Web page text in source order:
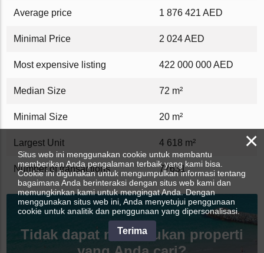
Average price 1 876 421 AED
Minimal Price 2 024 AED
Most expensive listing 422 000 000 AED
Median Size 72 m²
Minimal Size 20 m²
Largest Unit 4 618 m²
Number of transactions 77631
Tidak dapat menemukan properti
×
Situs web ini menggunakan cookie untuk membantu
memberikan Anda pengalaman terbaik yang kami bisa.
Cookie ini digunakan untuk mengumpulkan informasi tentang
bagaimana Anda berinteraksi dengan situs web kami dan
memungkinkan kami untuk mengingat Anda. Dengan
menggunakan situs web ini, Anda menyetujui penggunaan
cookie untuk analitik dan penggunaan yang dipersonalisasi.
Terima